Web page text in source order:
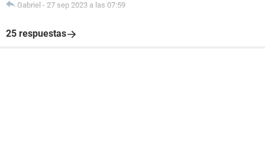
Gabriel - 27 sep 2023 a las 07:59
25 respuestas